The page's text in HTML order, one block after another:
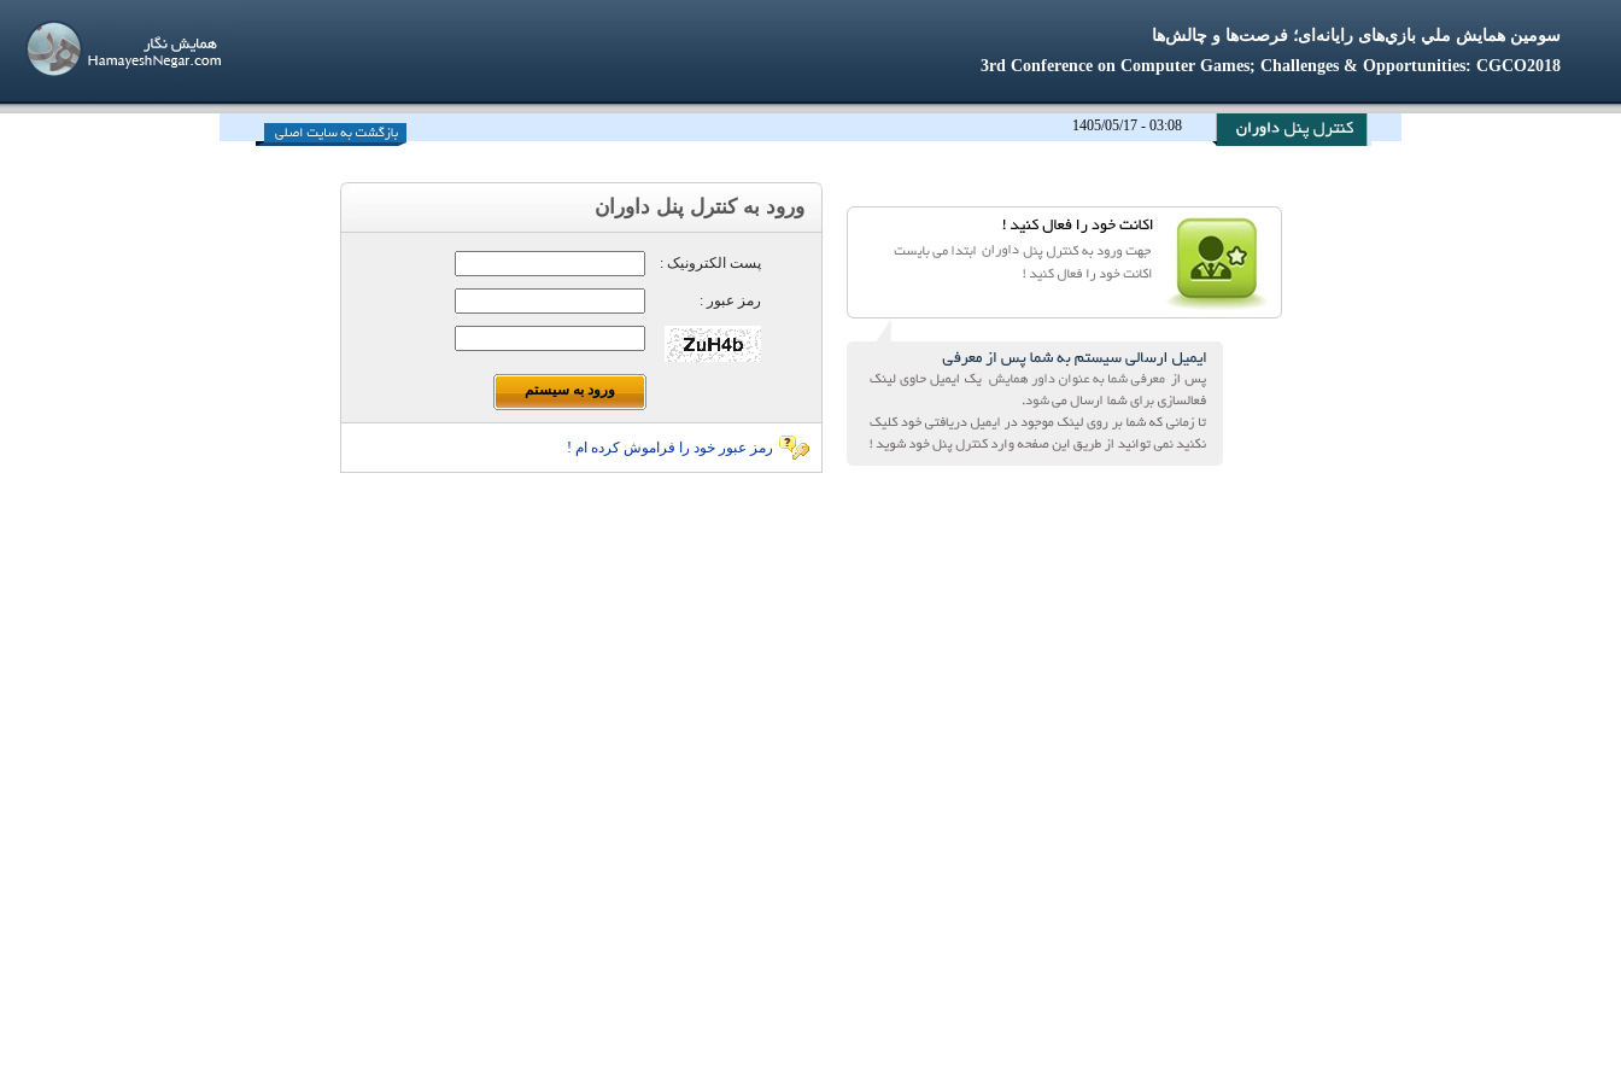
سومين همايش ملي بازي‌های رايانه‌ای؛ فرصت‌ها و چالش‌ها
3rd Conference on Computer Games; Challenges & Opportunities: CGCO2018
03:08 - 1405/05/17
ورود به کنترل پنل داوران
پست الکترونیک :
رمز عبور :
رمز عبور خود را فراموش کرده ام !